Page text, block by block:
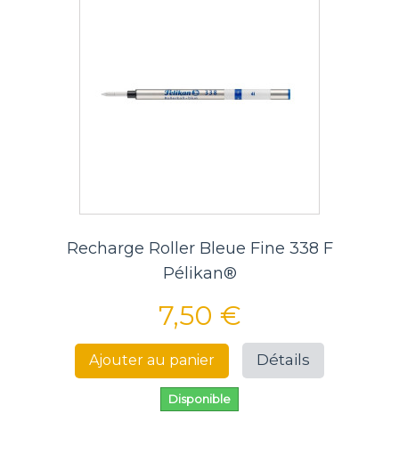
Recharge Roller Bleue Fine 338 F
Pélikan®
7,50 €
Ajouter au panier Détails
Disponible